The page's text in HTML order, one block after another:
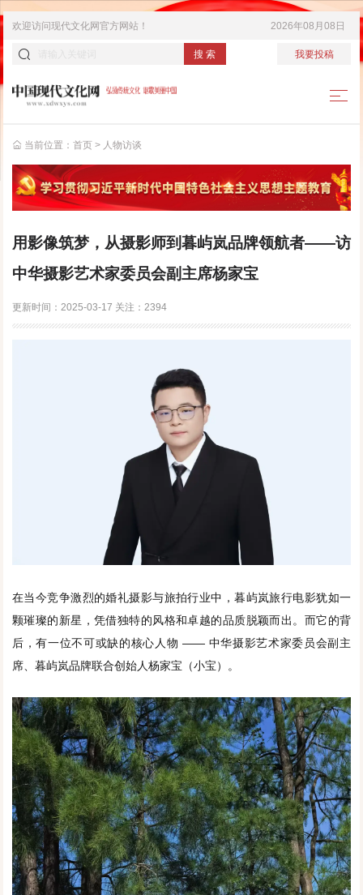
欢迎访问现代文化网官方网站！ 2026年08月08日
搜 索 我要投稿
当前位置：首页 > 人物访谈
用影像筑梦，从摄影师到暮屿岚品牌领航者——访
中华摄影艺术家委员会副主席杨家宝
更新时间： 2025-03-17 关注： 2394
在当今竞争激烈的婚礼摄影与旅拍行业中，暮屿岚旅行电影犹如一
颗璀璨的新星，凭借独特的风格和卓越的品质脱颖而出。而它的背
后，有一位不可或缺的核心人物 —— 中华摄影艺术家委员会副主
席、暮屿岚品牌联合创始人杨家宝（小宝）。